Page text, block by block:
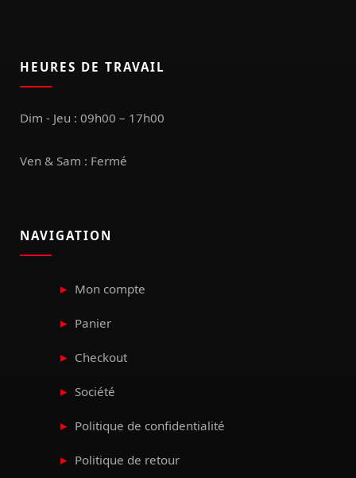
HEURES DE TRAVAIL
Dim - Jeu : 09h00 – 17h00
Ven & Sam : Fermé
NAVIGATION
Mon compte
Panier
Checkout
Société
Politique de confidentialité
Politique de retour